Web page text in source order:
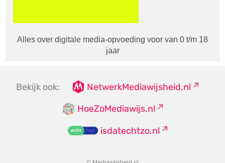
Alles over digitale media-opvoeding voor van 0 t/m 18
jaar
Bekijk ook:
NetwerkMediawijsheid.nl
HoeZoMediawijs.nl
isdatechtzo.nl